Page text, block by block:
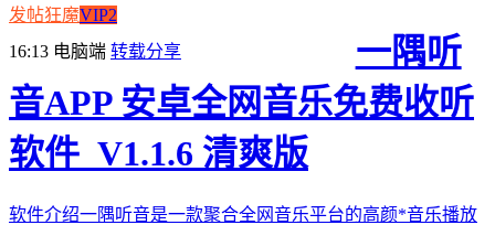
发帖狂魔VIP2
16:13 电脑端 转载分享
一隅听
音APP 安卓全网音乐免费收听
软件_V1.1.6 清爽版
软件介绍一隅听音是一款聚合全网音乐平台的高颜*音乐播放